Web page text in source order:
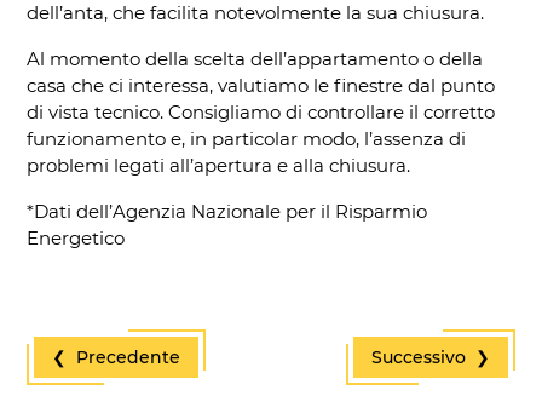
dell’anta, che facilita notevolmente la sua chiusura.
Al momento della scelta dell’appartamento o della
casa che ci interessa, valutiamo le finestre dal punto
di vista tecnico. Consigliamo di controllare il corretto
funzionamento e, in particolar modo, l’assenza di
problemi legati all’apertura e alla chiusura.
*Dati dell’Agenzia Nazionale per il Risparmio
Energetico
❮ Precedente Successivo ❯